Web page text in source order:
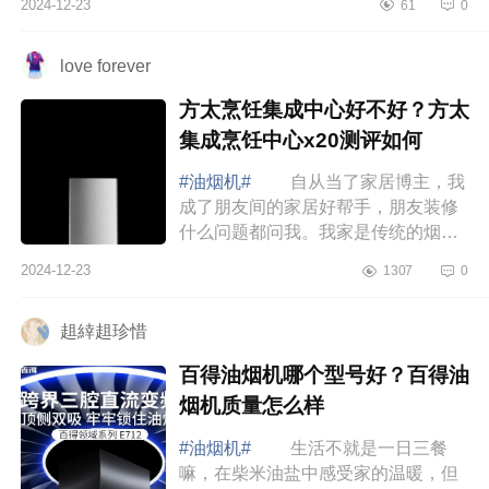
面小编为大家介绍下顶吸和侧吸油烟
2024-12-23 61 0
love forever
方太烹饪集成中心好不好？方太
集成烹饪中心x20测评如何
#油烟机#
自从当了家居博主，我
成了朋友间的家居好帮手，朋友装修
什么问题都问我。我家是传统的烟机
在叫我重新装修一定选集成烹饪中
2024-12-23 1307 0
趄緈趄珍惜
百得油烟机哪个型号好？百得油
烟机质量怎么样
#油烟机#
生活不就是一日三餐
嘛，在柴米油盐中感受家的温暖，但